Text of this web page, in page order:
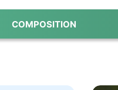
COMPOSITION